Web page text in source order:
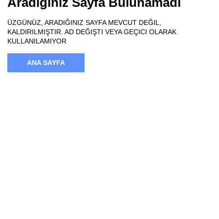
ÜZGÜNÜZ, ARADIĞINIZ SAYFA MEVCUT DEĞIL,
KALDIRILMIŞTIR. AD DEĞIŞTI VEYA GEÇICI OLARAK
KULLANILAMIYOR
ANA SAYFA